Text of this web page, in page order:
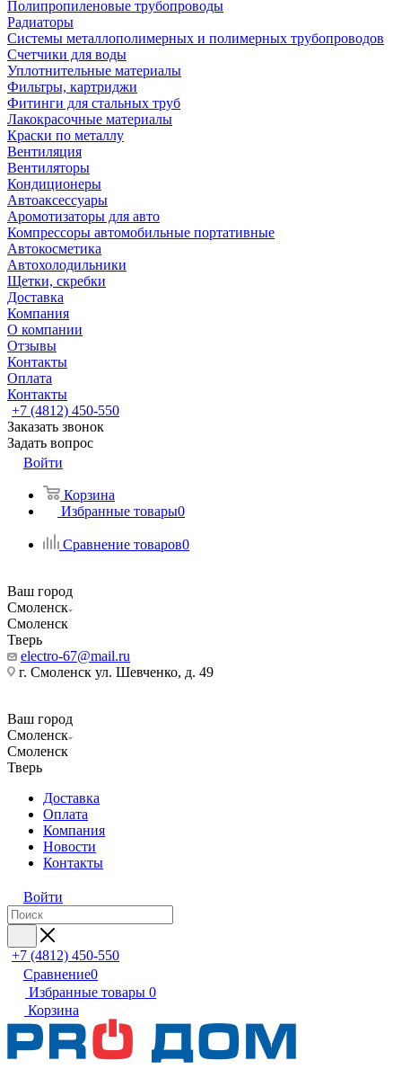
Полипропиленовые трубопроводы
Радиаторы
Системы металлополимерных и полимерных трубопроводов
Счетчики для воды
Уплотнительные материалы
Фильтры, картриджи
Фитинги для стальных труб
Лакокрасочные материалы
Краски по металлу
Вентиляция
Вентиляторы
Кондиционеры
Автоаксессуары
Аромотизаторы для авто
Компрессоры автомобильные портативные
Автокосметика
Автохолодильники
Щетки, скребки
Доставка
Компания
О компании
Отзывы
Контакты
Оплата
Контакты
+7 (4812) 450-550
Заказать звонок
Задать вопрос
Войти
Корзина
Избранные товары0
Сравнение товаров0
Ваш город
Смоленск
Смоленск
Тверь
electro-67@mail.ru
г. Смоленск ул. Шевченко, д. 49
Ваш город
Смоленск
Смоленск
Тверь
Доставка
Оплата
Компания
Новости
Контакты
Войти
+7 (4812) 450-550
Сравнение0
Избранные товары 0
Корзина